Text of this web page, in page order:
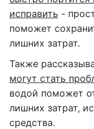
исправить -
поможет
лишних затрат.
Также
могут стать
водой поможет
лишних затрат,
средства.